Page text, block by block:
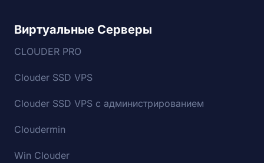
Виртуальные Серверы
CLOUDER PRO
Clouder SSD VPS
Clouder SSD VPS с администрированием
Cloudermin
Win Clouder